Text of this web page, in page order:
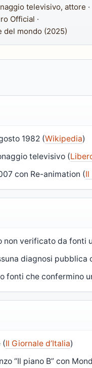
televisivo, attore ·
Official ·
del mondo (2025)
1982 (Wikipedia)
televisivo (
con Re-animation (Il
non verificato da fonti
diagnosi pubblica
fonti che confermino
(Il Giornale d’Italia)
“Il piano B” con